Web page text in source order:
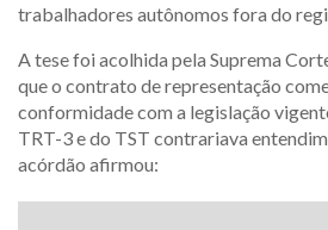
trabalhadores autônomos fora do
A tese foi acolhida pela Suprema
que o contrato de representação
conformidade com a legislação
TRT-3 e do TST contrariava
acórdão afirmou: